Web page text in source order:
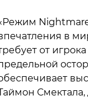
в
от